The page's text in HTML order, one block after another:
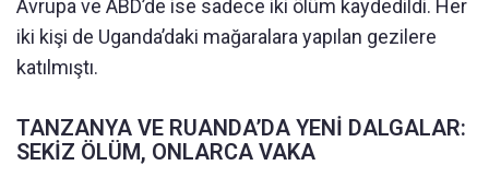
Avrupa ve ABD’de ise sadece iki ölüm kaydedildi. Her
iki kişi de Uganda’daki mağaralara yapılan gezilere
katılmıştı.
TANZANYA VE RUANDA’DA YENİ DALGALAR:
SEKİZ ÖLÜM, ONLARCA VAKA